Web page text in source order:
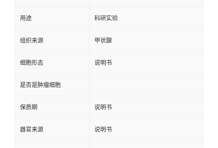
用途 科研实验
组织来源 甲状腺
细胞形态 说明书
是否是肿瘤细胞
保质期 说明书
器官来源 说明书